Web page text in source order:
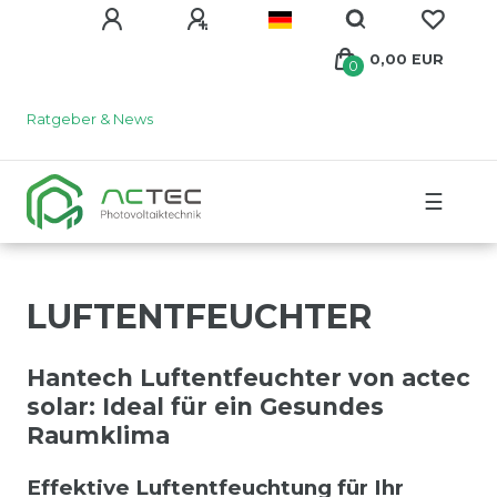
Ratgeber & News
0 0,00 EUR
☰
LUFTENTFEUCHTER
Hantech Luftentfeuchter von actec
solar: Ideal für ein Gesundes
Raumklima
Effektive Luftentfeuchtung für Ihr